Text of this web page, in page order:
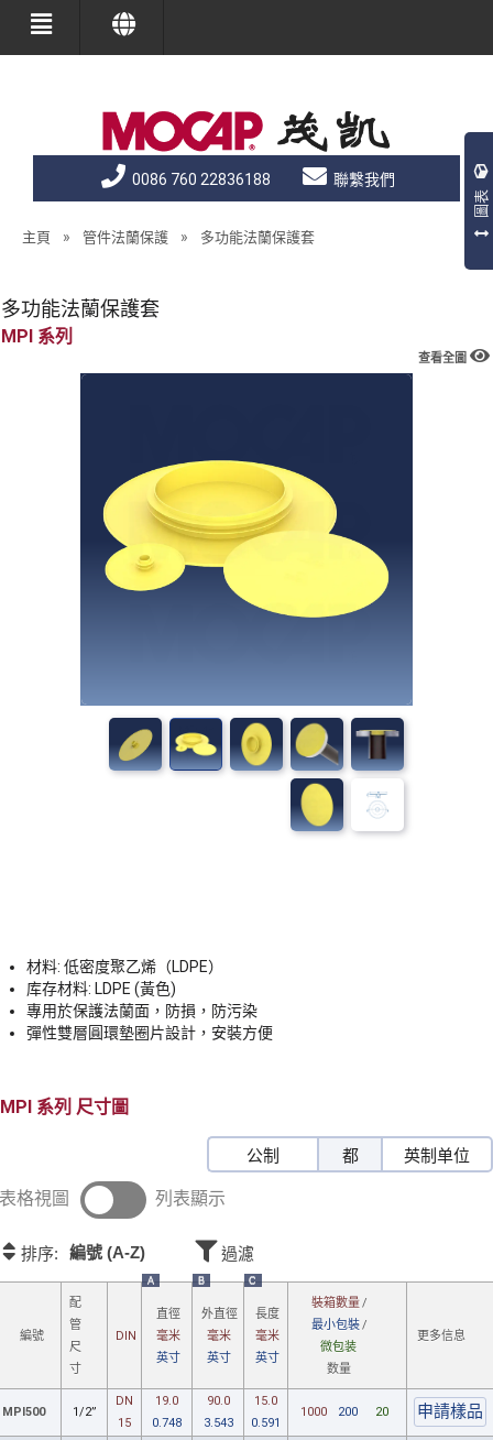
0086 760 22836188 聯繫我們
主頁 » 管件法蘭保護 » 多功能法蘭保護套
多功能法蘭保護套
MPI
查看全圖
材料: 低密度聚乙烯（LDPE）
库存材料: LDPE (黃色)
專用於保護法蘭面，防損，防污染
彈性雙層圓環墊圈片設計，安裝方便
MPI 尺寸圖
公制 都 英制单位
表格視圖 列表顯示
排序: 編號 (A-Z) 過濾
編號
配
管
尺
寸
DIN
A
直徑
毫米
英寸
B
外直徑
毫米
英寸
C
長度
毫米
英寸
裝箱數量/
最小包裝/
微包装
数量
更多信息
MPI500 1/2”
DN
15
19.0
0.748
90.0
3.543
15.0
0.591
1000 200 20
圖表